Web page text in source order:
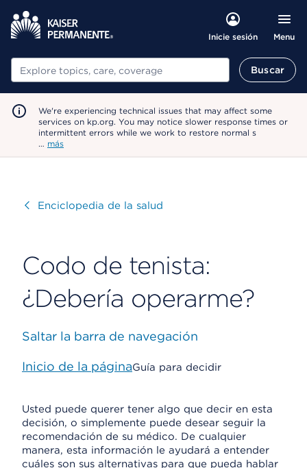
Inicie sesión Menu
Buscar Buscar
We're experiencing technical issues that may affect some
services on kp.org. You may notice slower response times or
intermittent errors while we work to restore normal s
… más
Visitar
Enciclopedia de la salud
Codo de tenista:
¿Debería operarme?
Saltar la barra de navegación
Inicio de la páginaGuía para decidir
Usted puede querer tener algo que decir en esta
decisión, o simplemente puede desear seguir la
recomendación de su médico. De cualquier
manera, esta información le ayudará a entender
cuáles son sus alternativas para que pueda hablar